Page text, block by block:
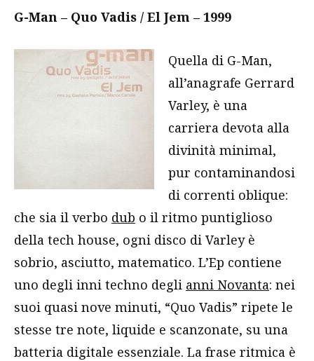
G-Man – Quo Vadis / El Jem – 1999
Quella di G-Man,
all’anagrafe Gerrard
Varley, è una
carriera devota alla
divinità minimal,
pur contaminandosi
di correnti oblique:
che sia il verbo dub o il ritmo puntiglioso
della tech house, ogni disco di Varley è
sobrio, asciutto, matematico. L’Ep contiene
uno degli inni techno degli anni Novanta: nei
suoi quasi nove minuti, “Quo Vadis” ripete le
stesse tre note, liquide e scanzonate, su una
batteria digitale essenziale. La frase ritmica è